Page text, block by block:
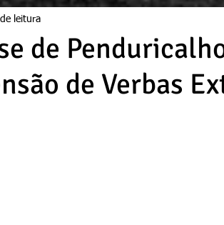
de
de Verbas
leitura